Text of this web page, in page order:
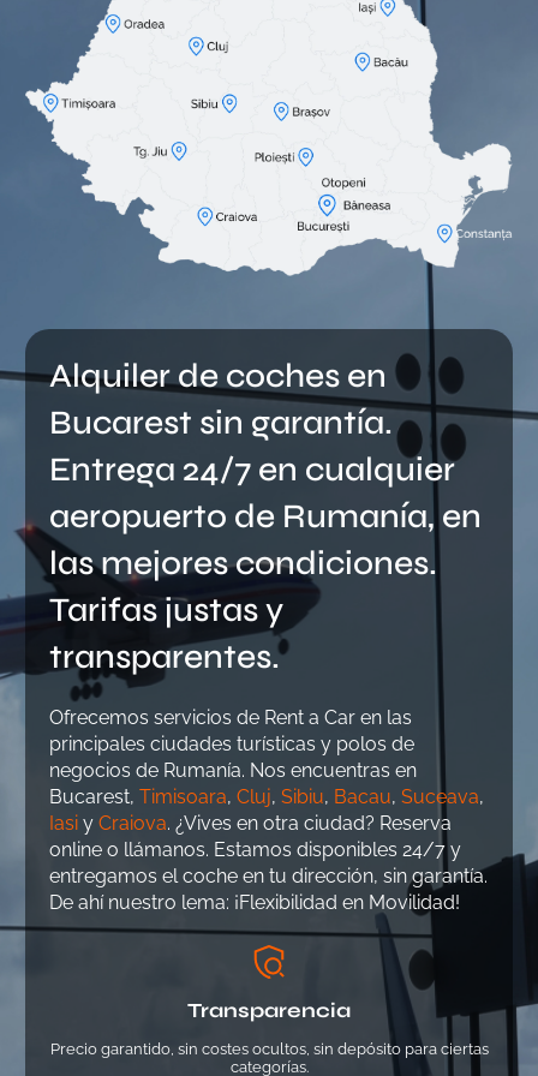
Alquiler de coches en
Bucarest sin garantía.
Entrega 24/7 en cualquier
aeropuerto de Rumanía, en
las mejores condiciones.
Tarifas justas y
transparentes.
Ofrecemos servicios de Rent a Car en las
principales ciudades turísticas y polos de
negocios de Rumanía. Nos encuentras en
Bucarest, Timisoara, Cluj, Sibiu, Bacau, Suceava,
Iasi y Craiova. ¿Vives en otra ciudad? Reserva
online o llámanos. Estamos disponibles 24/7 y
entregamos el coche en tu dirección, sin garantía.
De ahí nuestro lema: ¡Flexibilidad en Movilidad!
Transparencia
Precio garantido, sin costes ocultos, sin depósito para ciertas
categorías.